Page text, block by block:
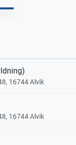
16744 Alvik
16744 Alvik